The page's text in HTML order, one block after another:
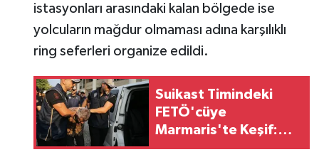
istasyonları arasındaki kalan bölgede ise
yolcuların mağdur olmaması adına karşılıklı
ring seferleri organize edildi.
Suikast Timindeki
FETÖ'cüye
Marmaris'te Keşif:
Kaçış Rotasında 2